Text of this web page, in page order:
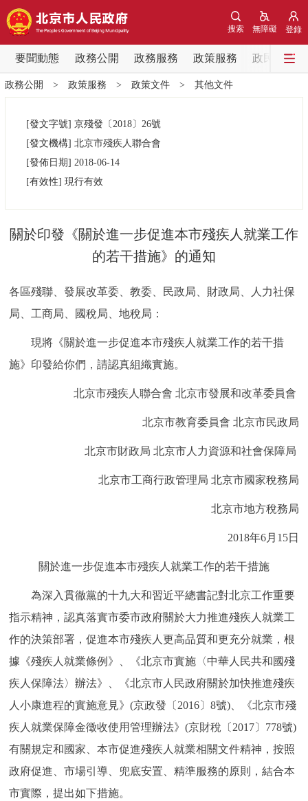
登錄
無障礙
搜索
要聞動態 政務公開 政務服務 政策服務 政民互動
要聞動態
黨中央精神 國務院資訊 中央部委動態
北京要聞 會議資訊
政務公開
市領導 機構職能 政策服務
政策解讀 回應關切
政務服務
個人服務 法人服務 部門服務
陽光政務
我要建議
參與調查 圖説互動
走進北京
北京概況 十六區概覽 人文北京
綠色北京 圖説北京 視頻北京
多語種
ENGLISH 한국어 日本語
政務公開 > 政策服務 > 政策文件> 其他文件
[發文字號] 京殘發 〔2018〕 26號
[發文機構] 北京市殘疾人聯合會
[發佈日期] 2018-06-14
[有效性] 現行有效
關於印發《關於進一步促進本市殘疾人就業工作
的若干措施》的通知
各區殘聯、發展改革委、教委、民政局、財政局、人力社保
局、工商局、國稅局、地稅局：
現將《關於進一步促進本市殘疾人就業工作的若干措
施》印發給你們，請認真組織實施。
北京市殘疾人聯合會 北京市發展和改革委員會
北京市教育委員會 北京市民政局
北京市財政局 北京市人力資源和社會保障局
北京市工商行政管理局 北京市國家稅務局
北京市地方稅務局
2018年6月15日
關於進一步促進本市殘疾人就業工作的若干措施
為深入貫徹黨的十九大和習近平總書記對北京工作重要
指示精神，認真落實市委市政府關於大力推進殘疾人就業工
作的決策部署，促進本市殘疾人更高品質和更充分就業，根
據《殘疾人就業條例》、《北京市實施〈中華人民共和國殘
疾人保障法〉辦法》、《北京市人民政府關於加快推進殘疾
人小康進程的實施意見》(京政發〔2016〕8號)、《北京市殘
疾人就業保障金徵收使用管理辦法》(京財稅〔2017〕778號)
有關規定和國家、本市促進殘疾人就業相關文件精神，按照
政府促進、市場引導、兜底安置、精準服務的原則，結合本
市實際，提出如下措施。